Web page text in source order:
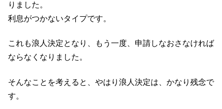
りました。
利息がつかないタイプです。
これも浪人決定となり、もう一度、申請しなおさなければ
ならなくなりました。
そんなことを考えると、やはり浪人決定は、かなり残念で
す。